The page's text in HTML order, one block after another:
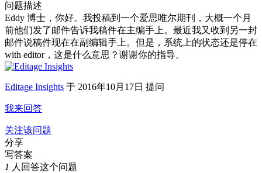
问题描述
Eddy 博士，你好。我投稿到一个爱思唯尔期刊，大概一个月
前他们发了邮件告诉我稿件在主编手上。最近我又收到另一封
邮件说稿件现在在副编辑手上。但是，系统上的状态还是停在
with editor，这是什么意思？谢谢你的指导。
Editage Insights 于 2016年10月17日 提问
我来回答
关注该问题
分享
写答案
1 人回答这个问题